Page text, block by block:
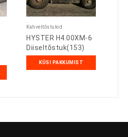
Kahveltõstukid
HYSTER H4.00XM-6
Diiseltõstuk(153)
KÜSI PAKKUMIST